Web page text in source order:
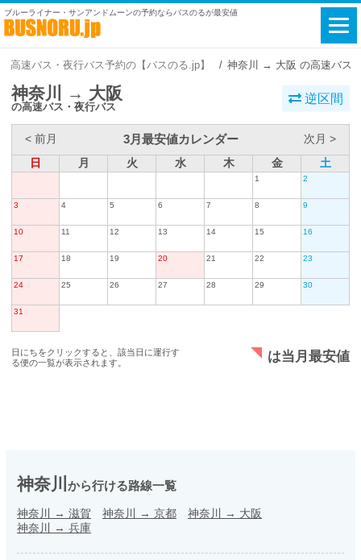
ブルーライナー・サンアンドムーンの予約ならバスのるが最安値
高速バス・夜行バス予約の【バスのる.jp】 神奈川 → 大阪 の高速バス
神奈川 → 大阪
の高速バス・夜行バス
逆区間
< 前月 3月最安値カレンダー
次月 >
日
月 火 水 木 金 土
1 2
3 4 5 6 7 8 9
10 11 12 13 14 15 16
17 18 19 20 21 22 23
24 25 26 27 28 29 30
31
日にちをクリックすると、該当日に運行す
る便の一覧が表示されます。
は当月最安値
神奈川 から行ける路線一覧
神奈川 → 滋賀 神奈川 → 京都 神奈川 → 大阪
神奈川 → 兵庫